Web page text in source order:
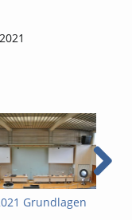
Grundlagen